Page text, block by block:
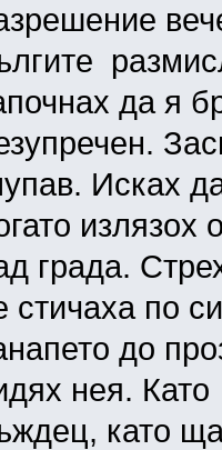
да я
Исках
града.
стичаха по
до
нея.
като